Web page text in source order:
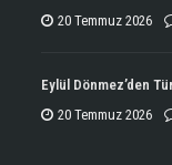
20 Temmuz 2026
Eylül Dönmez’den
20 Temmuz 2026